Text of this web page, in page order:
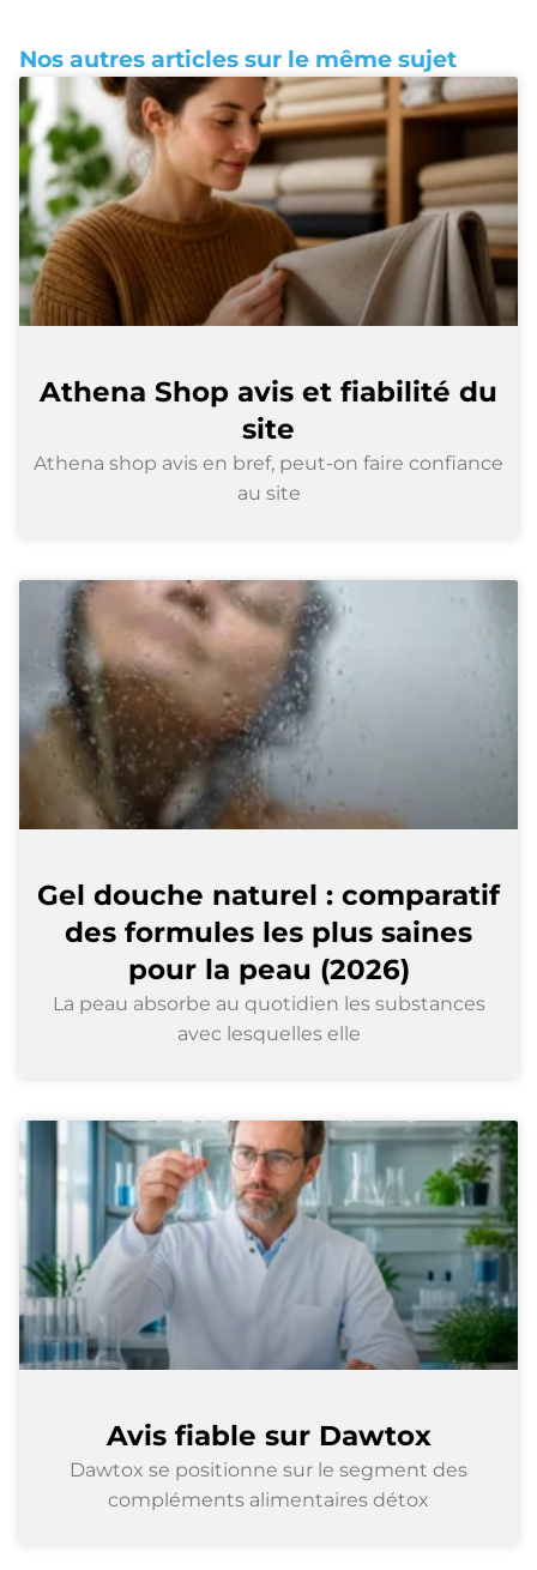
Nos autres articles sur le même sujet
Athena Shop avis et fiabilité du
site
Athena shop avis en bref, peut-on faire confiance
au site
Gel douche naturel : comparatif
des formules les plus saines
pour la peau (2026)
La peau absorbe au quotidien les substances
avec lesquelles elle
Avis fiable sur Dawtox
Dawtox se positionne sur le segment des
compléments alimentaires détox